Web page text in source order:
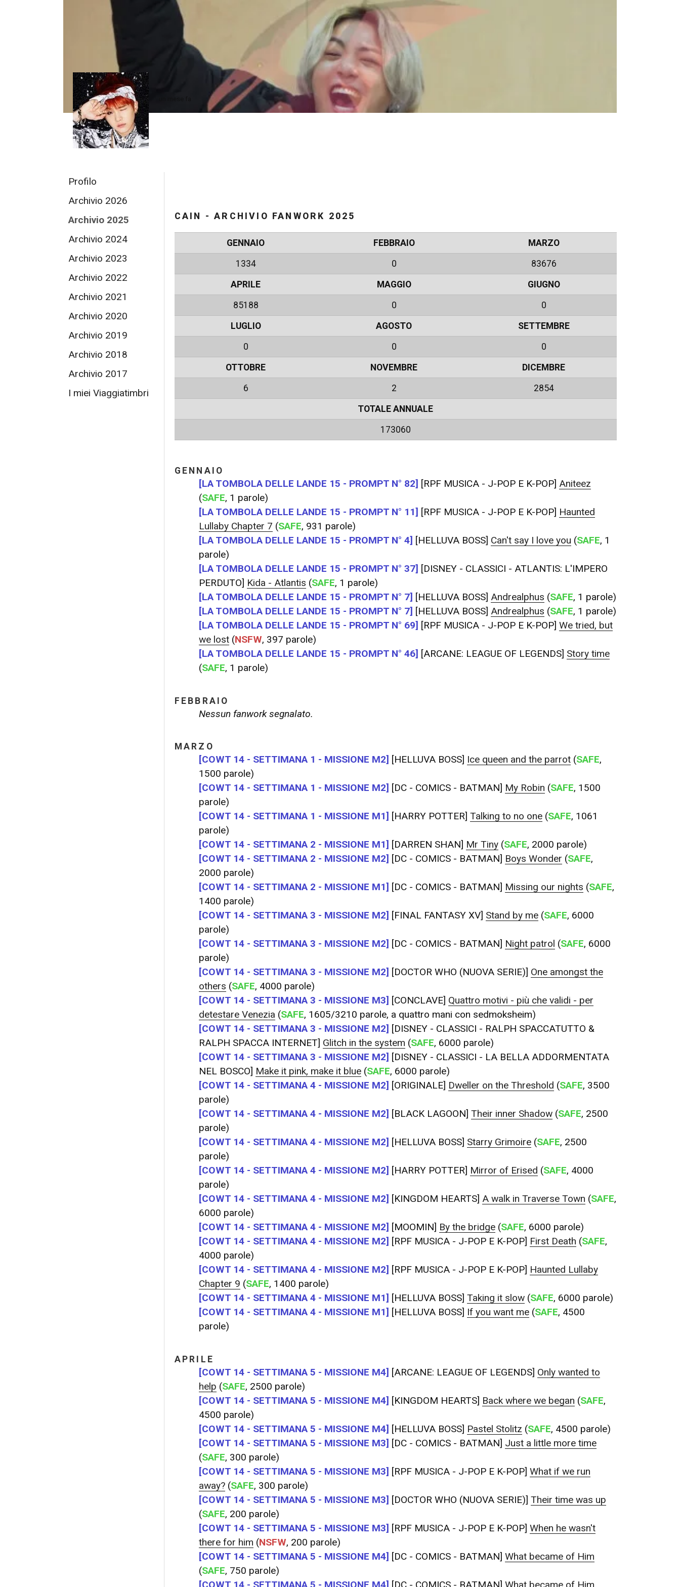
Profilo
Archivio 2026
Archivio 2025
Archivio 2024
Archivio 2023
Archivio 2022
Archivio 2021
Archivio 2020
Archivio 2019
Archivio 2018
Archivio 2017
I miei Viaggiatimbri
CAIN - ARCHIVIO FANWORK 2025
GENNAIO FEBBRAIO MARZO
1334 0 83676
APRILE MAGGIO GIUGNO
85188 0 0
LUGLIO AGOSTO SETTEMBRE
0 0 0
OTTOBRE NOVEMBRE DICEMBRE
6 2 2854
TOTALE ANNUALE
173060
GENNAIO
[LA TOMBOLA DELLE LANDE 15 - PROMPT N° 82] [RPF MUSICA - J-POP E K-POP] Aniteez
(SAFE, 1 parole)
[LA TOMBOLA DELLE LANDE 15 - PROMPT N° 11] [RPF MUSICA - J-POP E K-POP] Haunted
Lullaby Chapter 7 (SAFE, 931 parole)
[LA TOMBOLA DELLE LANDE 15 - PROMPT N° 4] [HELLUVA BOSS] Can't say I love you (SAFE, 1
parole)
[LA TOMBOLA DELLE LANDE 15 - PROMPT N° 37] [DISNEY - CLASSICI - ATLANTIS: L'IMPERO
PERDUTO] Kida - Atlantis (SAFE, 1 parole)
[LA TOMBOLA DELLE LANDE 15 - PROMPT N° 7] [HELLUVA BOSS] Andrealphus (SAFE, 1 parole)
[LA TOMBOLA DELLE LANDE 15 - PROMPT N° 7] [HELLUVA BOSS] Andrealphus (SAFE, 1 parole)
[LA TOMBOLA DELLE LANDE 15 - PROMPT N° 69] [RPF MUSICA - J-POP E K-POP] We tried, but
we lost(NSFW, 397 parole)
[LA TOMBOLA DELLE LANDE 15 - PROMPT N° 46] [ARCANE: LEAGUE OF LEGENDS] Story time
(SAFE, 1 parole)
FEBBRAIO
Nessun fanwork segnalato.
MARZO
[COWT 14 - SETTIMANA 1 - MISSIONE M2] [HELLUVA BOSS] Ice queen and the parrot(SAFE,
1500 parole)
[COWT 14 - SETTIMANA 1 - MISSIONE M2] [DC - COMICS - BATMAN] My Robin (SAFE, 1500
parole)
[COWT 14 - SETTIMANA 1 - MISSIONE M1] [HARRY POTTER] Talking to no one(SAFE, 1061
parole)
[COWT 14 - SETTIMANA 2 - MISSIONE M1] [DARREN SHAN] Mr Tiny(SAFE, 2000 parole)
[COWT 14 - SETTIMANA 2 - MISSIONE M2] [DC - COMICS - BATMAN] Boys Wonder (SAFE,
2000 parole)
[COWT 14 - SETTIMANA 2 - MISSIONE M1] [DC - COMICS - BATMAN] Missing our nights (SAFE,
1400 parole)
[COWT 14 - SETTIMANA 3 - MISSIONE M2] [FINAL FANTASY XV] Stand by me(SAFE, 6000
parole)
[COWT 14 - SETTIMANA 3 - MISSIONE M2] [DC - COMICS - BATMAN] Night patrol (SAFE, 6000
parole)
[COWT 14 - SETTIMANA 3 - MISSIONE M2] [DOCTOR WHO (NUOVA SERIE)] One amongst the
others (SAFE, 4000 parole)
[COWT 14 - SETTIMANA 3 - MISSIONE M3] [CONCLAVE] Quattro motivi - più che validi - per
detestare Venezia (SAFE, 1605/3210 parole, a quattro mani con sedmoksheim)
[COWT 14 - SETTIMANA 3 - MISSIONE M2] [DISNEY - CLASSICI - RALPH SPACCATUTTO &
RALPH SPACCA INTERNET] Glitch in the system (SAFE, 6000 parole)
[COWT 14 - SETTIMANA 3 - MISSIONE M2] [DISNEY - CLASSICI - LA BELLA ADDORMENTATA
NEL BOSCO] Make it pink, make it blue(SAFE, 6000 parole)
[COWT 14 - SETTIMANA 4 - MISSIONE M2] [ORIGINALE] Dweller on the Threshold (SAFE, 3500
parole)
[COWT 14 - SETTIMANA 4 - MISSIONE M2] [BLACK LAGOON] Their inner Shadow(SAFE, 2500
parole)
[COWT 14 - SETTIMANA 4 - MISSIONE M2] [HELLUVA BOSS] Starry Grimoire(SAFE, 2500
parole)
[COWT 14 - SETTIMANA 4 - MISSIONE M2] [HARRY POTTER] Mirror of Erised (SAFE, 4000
parole)
[COWT 14 - SETTIMANA 4 - MISSIONE M2] [KINGDOM HEARTS] A walk in Traverse Town (SAFE,
6000 parole)
[COWT 14 - SETTIMANA 4 - MISSIONE M2] [MOOMIN] By the bridge(SAFE, 6000 parole)
[COWT 14 - SETTIMANA 4 - MISSIONE M2] [RPF MUSICA - J-POP E K-POP] First Death (SAFE,
4000 parole)
[COWT 14 - SETTIMANA 4 - MISSIONE M2] [RPF MUSICA - J-POP E K-POP] Haunted Lullaby
Chapter 9 (SAFE, 1400 parole)
[COWT 14 - SETTIMANA 4 - MISSIONE M1] [HELLUVA BOSS] Taking it slow(SAFE, 6000 parole)
[COWT 14 - SETTIMANA 4 - MISSIONE M1] [HELLUVA BOSS] If you want me(SAFE, 4500
parole)
APRILE
[COWT 14 - SETTIMANA 5 - MISSIONE M4] [ARCANE: LEAGUE OF LEGENDS] Only wanted to
help (SAFE, 2500 parole)
[COWT 14 - SETTIMANA 5 - MISSIONE M4] [KINGDOM HEARTS] Back where we began (SAFE,
4500 parole)
[COWT 14 - SETTIMANA 5 - MISSIONE M4] [HELLUVA BOSS] Pastel Stolitz (SAFE, 4500 parole)
[COWT 14 - SETTIMANA 5 - MISSIONE M3] [DC - COMICS - BATMAN] Just a little more time
(SAFE, 300 parole)
[COWT 14 - SETTIMANA 5 - MISSIONE M3] [RPF MUSICA - J-POP E K-POP] What if we run
away?(SAFE, 300 parole)
[COWT 14 - SETTIMANA 5 - MISSIONE M3] [DOCTOR WHO (NUOVA SERIE)] Their time was up
(SAFE, 200 parole)
[COWT 14 - SETTIMANA 5 - MISSIONE M3] [RPF MUSICA - J-POP E K-POP] When he wasn't
there for him (NSFW, 200 parole)
[COWT 14 - SETTIMANA 5 - MISSIONE M4] [DC - COMICS - BATMAN] What became of Him
(SAFE, 750 parole)
[COWT 14 - SETTIMANA 5 - MISSIONE M4] [DC - COMICS - BATMAN] What became of Him